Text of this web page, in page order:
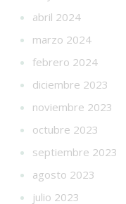
abril 2024
marzo 2024
febrero 2024
diciembre 2023
noviembre 2023
octubre 2023
septiembre 2023
agosto 2023
julio 2023